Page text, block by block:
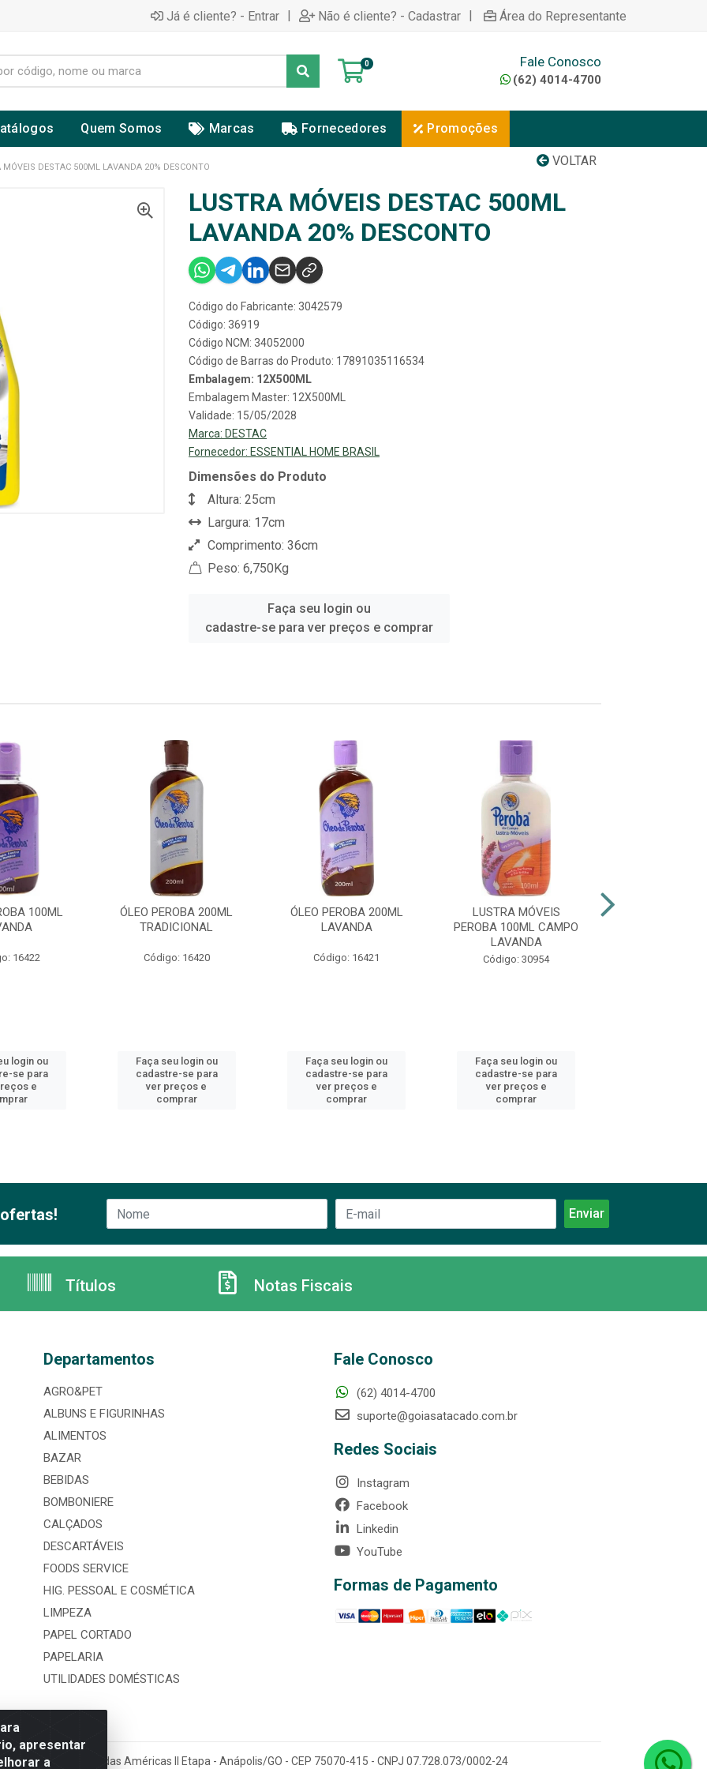
Já é cliente? - Entrar | Não é cliente? - Cadastrar | Área do Representante
0 Fale Conosco
(62) 4014-4700
Quem Somos Marcas Fornecedores Promoções
VOLTAR
MÓVEIS DESTAC 500ML LAVANDA 20% DESCONTO
LUSTRA MÓVEIS DESTAC 500ML
LAVANDA 20% DESCONTO
Código do Fabricante: 3042579
Código: 36919
Código NCM: 34052000
Código de Barras do Produto: 17891035116534
Embalagem: 12X500ML
Embalagem Master: 12X500ML
Validade: 15/05/2028
Marca: DESTAC
Fornecedor: ESSENTIAL HOME BRASIL
Dimensões do Produto
Altura: 25cm
Largura: 17cm
Comprimento: 36cm
Peso: 6,750Kg
Faça seu login ou
cadastre-se para ver preços e comprar
100ML
16422
login ou
se para
e
ÓLEO PEROBA 200ML
TRADICIONAL
Código: 16420
Faça seu login ou
cadastre-se para
ver preços e
comprar
ÓLEO PEROBA 200ML
LAVANDA
Código: 16421
Faça seu login ou
cadastre-se para
ver preços e
comprar
LUSTRA MÓVEIS
PEROBA 100ML CAMPO
LAVANDA
Código: 30954
Faça seu login ou
cadastre-se para
ver preços e
comprar
apresentar
a
Títulos Notas Fiscais
Departamentos
AGRO&PET
ALBUNS E FIGURINHAS
ALIMENTOS
BAZAR
BEBIDAS
BOMBONIERE
CALÇADOS
DESCARTÁVEIS
FOODS SERVICE
HIG. PESSOAL E COSMÉTICA
LIMPEZA
PAPEL CORTADO
PAPELARIA
UTILIDADES DOMÉSTICAS
Fale Conosco
(62) 4014-4700
suporte@goiasatacado.com.br
Redes Sociais
Instagram
Facebook
Linkedin
YouTube
Formas de Pagamento
nº 3860, Jardim das Américas II Etapa - Anápolis/GO - CEP 75070-415 - CNPJ 07.728.073/0002-24